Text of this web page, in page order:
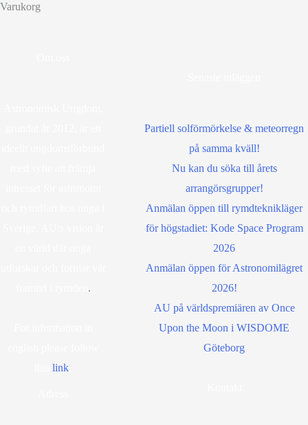
Varukorg
.
link
Partiell solförmörkelse & meteorregn
på samma kväll!
Nu kan du söka till årets
arrangörsgrupper!
Anmälan öppen till rymdteknikläger
för högstadiet: Kode Space Program
2026
Anmälan öppen för Astronomilägret
2026!
AU på världspremiären av Once
Upon the Moon i WISDOME
Göteborg